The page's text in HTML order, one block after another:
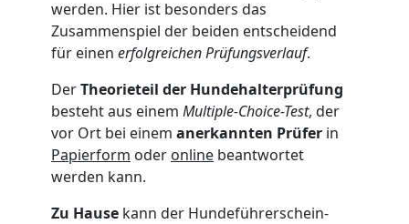
werden. Hier ist besonders das
Zusammenspiel der beiden entscheidend
für einen erfolgreichen Prüfungsverlauf.
DerTheorieteil der Hundehalterprüfung
besteht aus einem Multiple-Choice-Test, der
vor Ort bei einem anerkannten Prüfer in
Papierform oder online beantwortet
werden kann.
Zu Hause kann der Hundeführerschein-